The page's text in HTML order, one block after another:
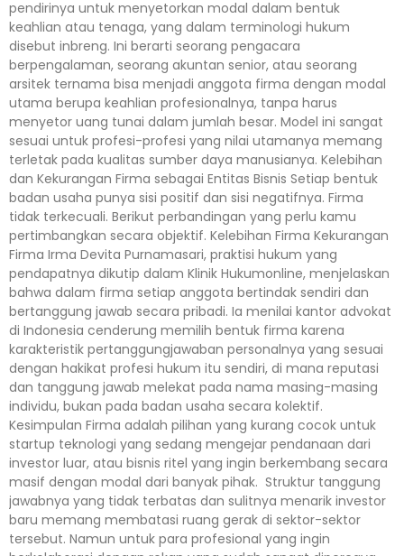
pendirinya untuk menyetorkan modal dalam bentuk
keahlian atau tenaga, yang dalam terminologi hukum
disebut inbreng. Ini berarti seorang pengacara
berpengalaman, seorang akuntan senior, atau seorang
arsitek ternama bisa menjadi anggota firma dengan modal
utama berupa keahlian profesionalnya, tanpa harus
menyetor uang tunai dalam jumlah besar. Model ini sangat
sesuai untuk profesi-profesi yang nilai utamanya memang
terletak pada kualitas sumber daya manusianya. Kelebihan
dan Kekurangan Firma sebagai Entitas Bisnis Setiap bentuk
badan usaha punya sisi positif dan sisi negatifnya. Firma
tidak terkecuali. Berikut perbandingan yang perlu kamu
pertimbangkan secara objektif. Kelebihan Firma Kekurangan
Firma Irma Devita Purnamasari, praktisi hukum yang
pendapatnya dikutip dalam Klinik Hukumonline, menjelaskan
bahwa dalam firma setiap anggota bertindak sendiri dan
bertanggung jawab secara pribadi. Ia menilai kantor advokat
di Indonesia cenderung memilih bentuk firma karena
karakteristik pertanggungjawaban personalnya yang sesuai
dengan hakikat profesi hukum itu sendiri, di mana reputasi
dan tanggung jawab melekat pada nama masing-masing
individu, bukan pada badan usaha secara kolektif.
Kesimpulan Firma adalah pilihan yang kurang cocok untuk
startup teknologi yang sedang mengejar pendanaan dari
investor luar, atau bisnis ritel yang ingin berkembang secara
masif dengan modal dari banyak pihak. Struktur tanggung
jawabnya yang tidak terbatas dan sulitnya menarik investor
baru memang membatasi ruang gerak di sektor-sektor
tersebut. Namun untuk para profesional yang ingin